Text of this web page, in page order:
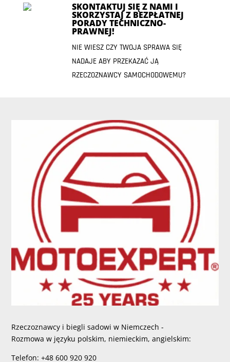
SKONTAKTUJ SIĘ Z NAMI I
SKORZYSTAJ Z BEZPŁATNEJ
PORADY TECHNICZNO-
PRAWNEJ!
NIE WIESZ CZY TWOJA SPRAWA SIĘ
NADAJE ABY PRZEKAZAĆ JĄ
RZECZOZNAWCY SAMOCHODOWEMU?
Rzeczoznawcy i biegli sadowi w Niemczech -
Rozmowa w języku polskim, niemieckim, angielskim:
Telefon: +48 600 920 920